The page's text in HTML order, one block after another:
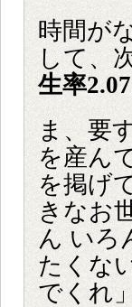
時間が
して、
生率
ま、要
を産ん
を掲げ
きなお
ん いろ
たくな
でくれ